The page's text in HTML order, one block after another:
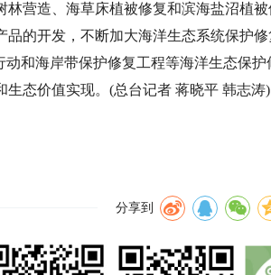
营造、海草床植被修复和滨海盐沼植
品的开发，不断加大海洋生态系统保护
动和海岸带保护修复工程等海洋生态保
生态价值实现。(总台记者 蒋晓平 韩志涛)
分享到